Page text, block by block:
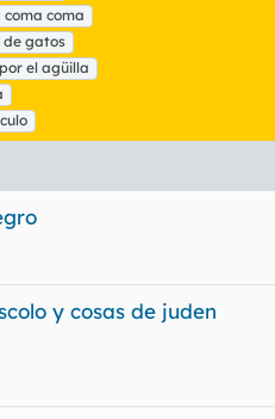
coma
de gatos
el agüilla
y cosas de juden